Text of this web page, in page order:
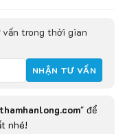
trong thời gian
" để
nhé!